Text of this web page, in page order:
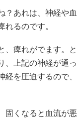
？あれは、神経や血
るのです。
、痺れがでます。と
、上記の神経が通っ
を圧迫するので、
固くなると血流が悪